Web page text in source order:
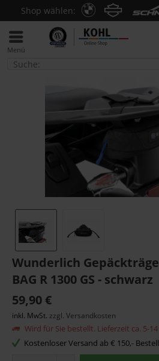
Shop wählen:
Menü
R 1300 GS
Wunderlich
BAG R 1300 GS - schwarz
59,90 €
inkl. MwSt. zzgl. Versandkosten
Wird für Sie bestellt. Lieferzeit ca. 5-
Kostenloser Versand ab € 150,-